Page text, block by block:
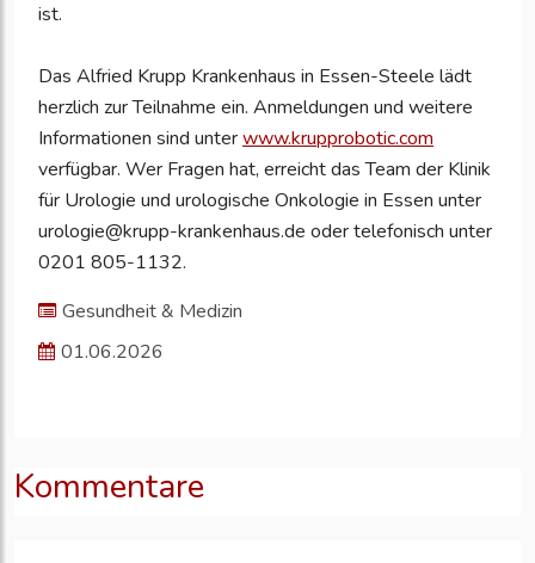
ist.
Das Alfried Krupp Krankenhaus in Essen-Steele lädt
herzlich zur Teilnahme ein. Anmeldungen und weitere
Informationen sind unterwww.krupprobotic.com
verfügbar. Wer Fragen hat, erreicht das Team der Klinik
für Urologie und urologische Onkologie in Essen unter
urologie@krupp-krankenhaus.de oder telefonisch unter
0201 805-1132.
Gesundheit & Medizin
01.06.2026
Kommentare